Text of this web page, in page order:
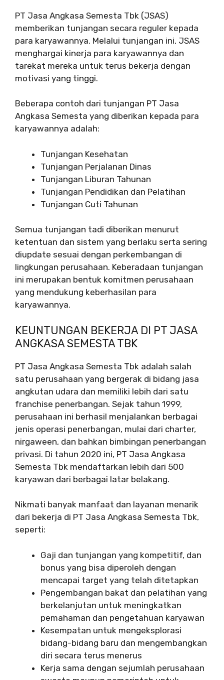
PT Jasa Angkasa Semesta Tbk (JSAS)
memberikan tunjangan secara reguler kepada
para karyawannya. Melalui tunjangan ini, JSAS
menghargai kinerja para karyawannya dan
tarekat mereka untuk terus bekerja dengan
motivasi yang tinggi.
Beberapa contoh dari tunjangan PT Jasa
Angkasa Semesta yang diberikan kepada para
karyawannya adalah:
Tunjangan Kesehatan
Tunjangan Perjalanan Dinas
Tunjangan Liburan Tahunan
Tunjangan Pendidikan dan Pelatihan
Tunjangan Cuti Tahunan
Semua tunjangan tadi diberikan menurut
ketentuan dan sistem yang berlaku serta sering
diupdate sesuai dengan perkembangan di
lingkungan perusahaan. Keberadaan tunjangan
ini merupakan bentuk komitmen perusahaan
yang mendukung keberhasilan para
karyawannya.
KEUNTUNGAN BEKERJA DI PT JASA
ANGKASA SEMESTA TBK
PT Jasa Angkasa Semesta Tbk adalah salah
satu perusahaan yang bergerak di bidang jasa
angkutan udara dan memiliki lebih dari satu
franchise penerbangan. Sejak tahun 1999,
perusahaan ini berhasil menjalankan berbagai
jenis operasi penerbangan, mulai dari charter,
nirgaween, dan bahkan bimbingan penerbangan
privasi. Di tahun 2020 ini, PT Jasa Angkasa
Semesta Tbk mendaftarkan lebih dari 500
karyawan dari berbagai latar belakang.
Nikmati banyak manfaat dan layanan menarik
dari bekerja di PT Jasa Angkasa Semesta Tbk,
seperti:
Gaji dan tunjangan yang kompetitif, dan
bonus yang bisa diperoleh dengan
mencapai target yang telah ditetapkan
Pengembangan bakat dan pelatihan yang
berkelanjutan untuk meningkatkan
pemahaman dan pengetahuan karyawan
Kesempatan untuk mengeksplorasi
bidang-bidang baru dan mengembangkan
diri secara terus menerus
Kerja sama dengan sejumlah perusahaan